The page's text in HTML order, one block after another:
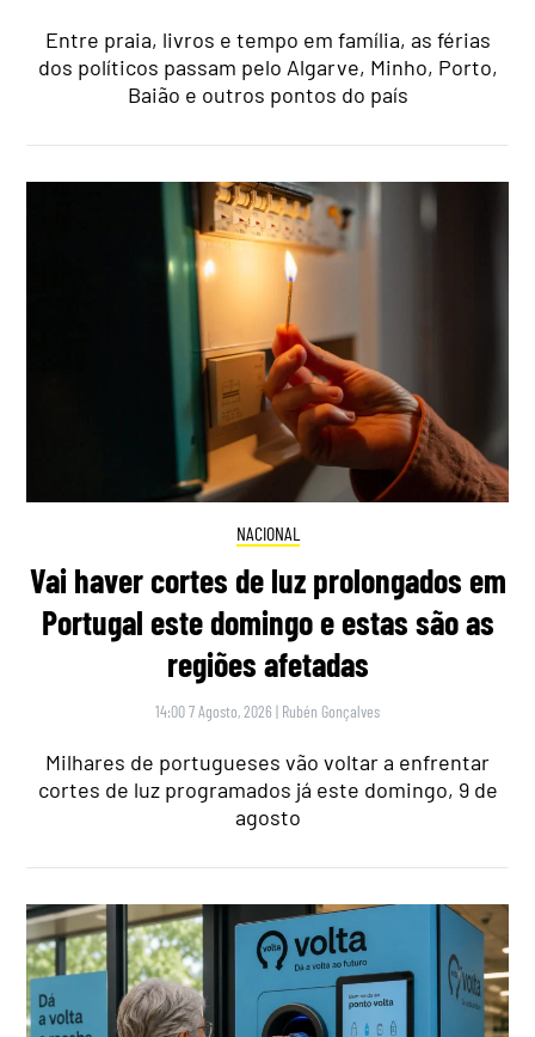
Entre praia, livros e tempo em família, as férias
dos políticos passam pelo Algarve, Minho, Porto,
Baião e outros pontos do país
NACIONAL
Vai haver cortes de luz prolongados em
Portugal este domingo e estas são as
regiões afetadas
14:00 7 Agosto, 2026 | Rubén Gonçalves
Milhares de portugueses vão voltar a enfrentar
cortes de luz programados já este domingo, 9 de
agosto